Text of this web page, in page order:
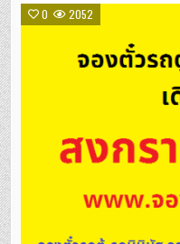
0 2052